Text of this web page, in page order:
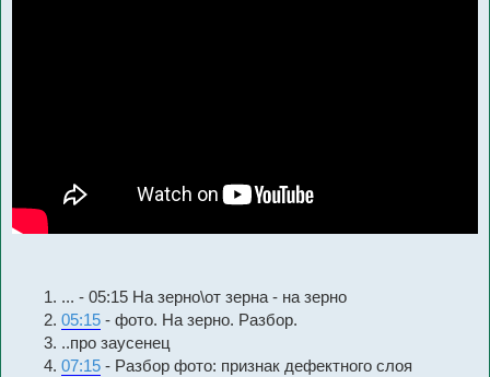
... - 05:15 На зерно\от зерна - на зерно
05:15 - фото. На зерно. Разбор.
..про заусенец
07:15 - Разбор фото: признак дефектного слоя